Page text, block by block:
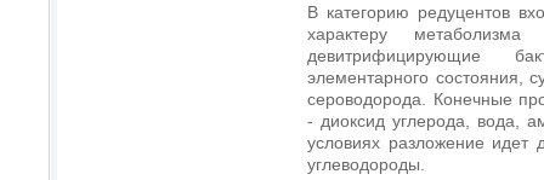
В категорию редуцентов
характеру метаболизма
девитрифицирующие
элементарного состояния,
сероводорода. Конечные
- диоксид углерода, вода,
условиях разложение идет
углеводороды.